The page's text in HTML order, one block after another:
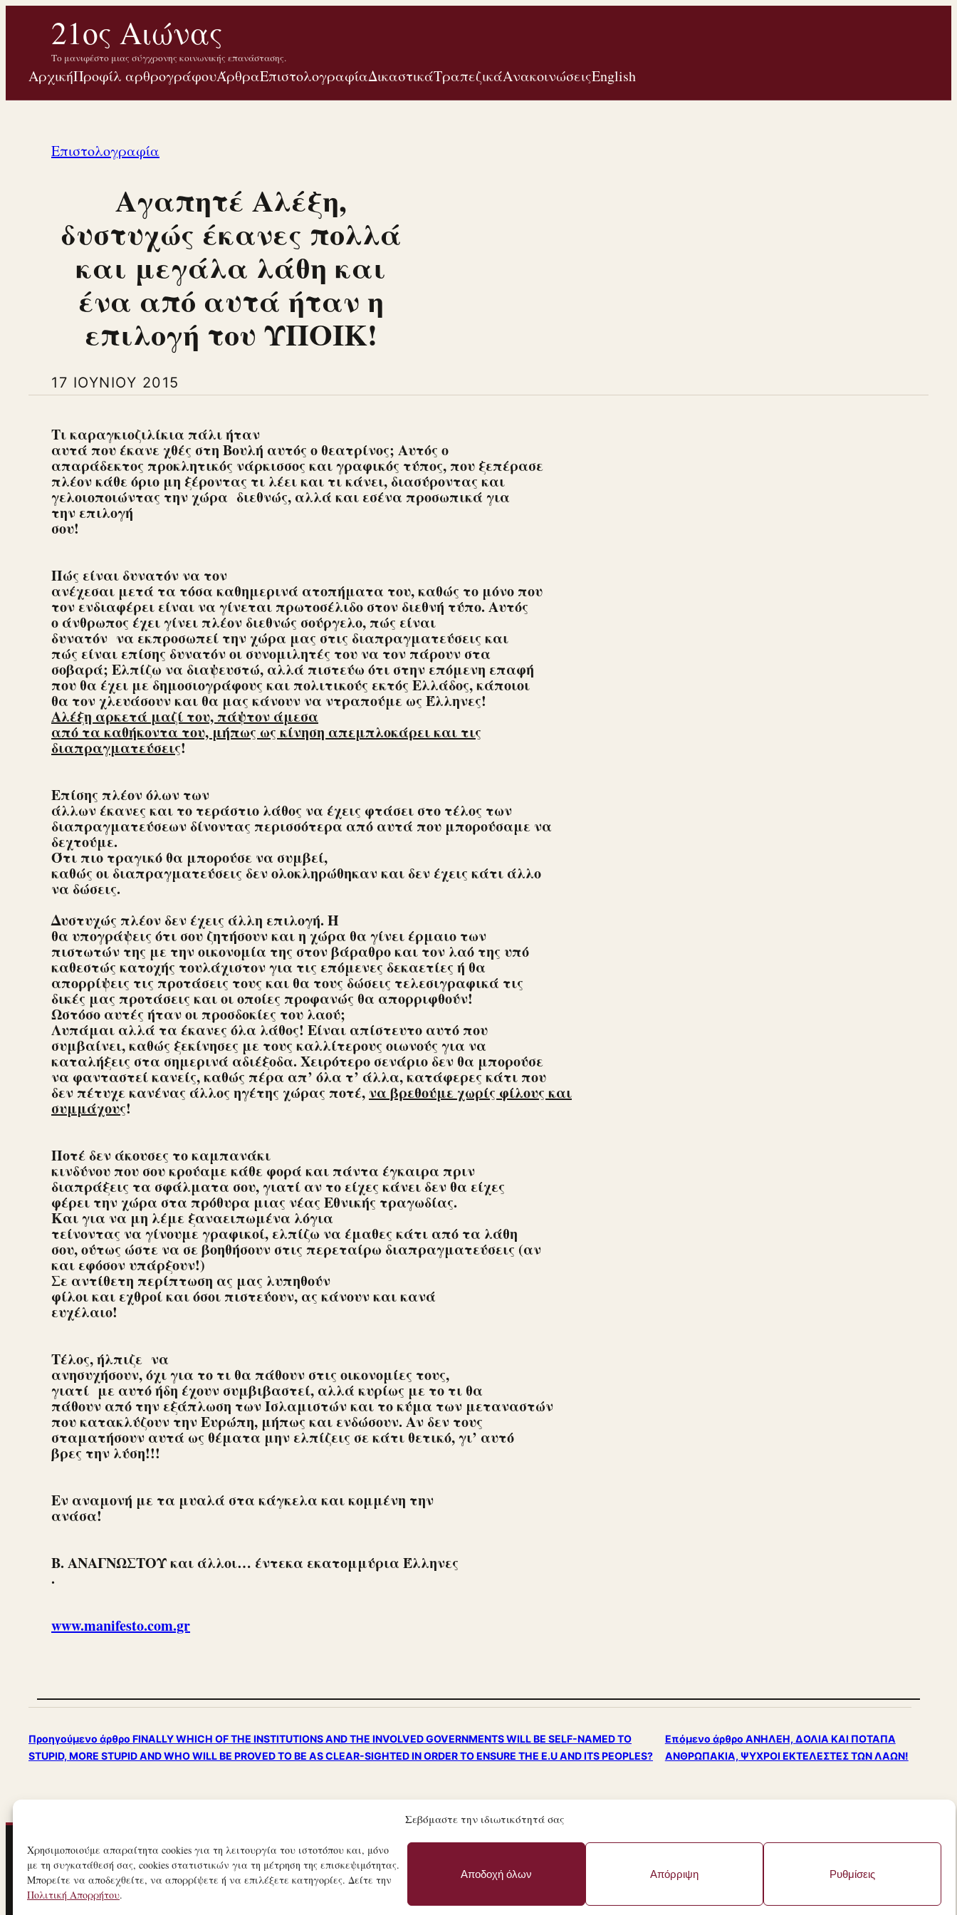
Σεβόμαστε την ιδιωτικότητά σας
Χρησιμοποιούμε απαραίτητα cookies για τη λειτουργία του ιστοτόπου και, μόνο
με τη συγκατάθεσή σας, cookies στατιστικών για τη μέτρηση της επισκεψιμότητας.
Μπορείτε να αποδεχθείτε, να απορρίψετε ή να επιλέξετε κατηγορίες. Δείτε την
Πολιτική Απορρήτου.
Αποδοχή όλων Απόρριψη Ρυθμίσεις
περιεχόμενο
21ος Αιώνας
Το μανιφέστο μιας σύγχρονης κοινωνικής επανάστασης.
ΑρχικήΠροφίλ αρθρογράφουΆρθραΕπιστολογραφίαΔικαστικάΤραπεζικάΑνακοινώσειςEnglish
Επιστολογραφία
Αγαπητέ Αλέξη,
δυστυχώς έκανες πολλά
και μεγάλα λάθη και
ένα από αυτά ήταν η
επιλογή του ΥΠΟΙΚ!
17 ΙΟΥΝΊΟΥ 2015
Τι καραγκιοζιλίκια πάλι ήταν
αυτά που έκανε χθές στη Βουλή αυτός ο θεατρίνος; Αυτός ο
απαράδεκτος προκλητικός νάρκισσος και γραφικός τύπος, που ξεπέρασε
πλέον κάθε όριο μη ξέροντας τι λέει και τι κάνει, διασύροντας και
γελοιοποιώντας την χώρα διεθνώς, αλλά και εσένα προσωπικά για
την επιλογή
σου!
Πώς είναι δυνατόν να τον
ανέχεσαι μετά τα τόσα καθημερινά ατοπήματα του, καθώς το μόνο που
τον ενδιαφέρει είναι να γίνεται πρωτοσέλιδο στον διεθνή τύπο. Αυτός
ο άνθρωπος έχει γίνει πλέον διεθνώς σούργελο, πώς είναι
δυνατόν να εκπροσωπεί την χώρα μας στις διαπραγματεύσεις και
πώς είναι επίσης δυνατόν οι συνομιλητές του να τον πάρουν στα
σοβαρά; Ελπίζω να διαψευστώ, αλλά πιστεύω ότι στην επόμενη επαφή
που θα έχει με δημοσιογράφους και πολιτικούς εκτός Ελλάδος, κάποιοι
θα τον χλευάσουν και θα μας κάνουν να ντραπούμε ως Έλληνες!
Αλέξη αρκετά μαζί του, πάψτον άμεσα
από τα καθήκοντα του, μήπως ως κίνηση απεμπλοκάρει και τις
διαπραγματεύσεις!
Επίσης πλέον όλων των
άλλων έκανες και το τεράστιο λάθος να έχεις φτάσει στο τέλος των
διαπραγματεύσεων δίνοντας περισσότερα από αυτά που μπορούσαμε να
δεχτούμε.
Ότι πιο τραγικό θα μπορούσε να συμβεί,
καθώς οι διαπραγματεύσεις δεν ολοκληρώθηκαν και δεν έχεις κάτι άλλο
να δώσεις.
Δυστυχώς πλέον δεν έχεις άλλη επιλογή. Ή
θα υπογράψεις ότι σου ζητήσουν και η χώρα θα γίνει έρμαιο των
πιστωτών της με την οικονομία της στον βάραθρο και τον λαό της υπό
καθεστώς κατοχής τουλάχιστον για τις επόμενες δεκαετίες ή θα
απορρίψεις τις προτάσεις τους και θα τους δώσεις τελεσιγραφικά τις
δικές μας προτάσεις και οι οποίες προφανώς θα απορριφθούν!
Ωστόσο αυτές ήταν οι προσδοκίες του λαού;
Λυπάμαι αλλά τα έκανες όλα λάθος! Είναι απίστευτο αυτό που
συμβαίνει, καθώς ξεκίνησες με τους καλλίτερους οιωνούς για να
καταλήξεις στα σημερινά αδιέξοδα. Χειρότερο σενάριο δεν θα μπορούσε
να φανταστεί κανείς, καθώς πέρα απ’ όλα τ’ άλλα, κατάφερες κάτι που
δεν πέτυχε κανένας άλλος ηγέτης χώρας ποτέ, να βρεθούμε χωρίς φίλους και
συμμάχους!
Ποτέ δεν άκουσες το καμπανάκι
κινδύνου που σου κρούαμε κάθε φορά και πάντα έγκαιρα πριν
διαπράξεις τα σφάλματα σου, γιατί αν το είχες κάνει δεν θα είχες
φέρει την χώρα στα πρόθυρα μιας νέας Εθνικής τραγωδίας.
Και για να μη λέμε ξαναειπωμένα λόγια
τείνοντας να γίνουμε γραφικοί, ελπίζω να έμαθες κάτι από τα λάθη
σου, ούτως ώστε να σε βοηθήσουν στις περεταίρω διαπραγματεύσεις (αν
και εφόσον υπάρξουν!)
Σε αντίθετη περίπτωση ας μας λυπηθούν
φίλοι και εχθροί και όσοι πιστεύουν, ας κάνουν και κανά
ευχέλαιο!
Τέλος, ήλπιζε να
ανησυχήσουν, όχι για το τι θα πάθουν στις οικονομίες τους,
γιατί με αυτό ήδη έχουν συμβιβαστεί, αλλά κυρίως με το τι θα
πάθουν από την εξάπλωση των Ισλαμιστών και το κύμα των μεταναστών
που κατακλύζουν την Ευρώπη, μήπως και ενδώσουν. Αν δεν τους
σταματήσουν αυτά ως θέματα μην ελπίζεις σε κάτι θετικό, γι’ αυτό
βρες την λύση!!!
Εν αναμονή με τα μυαλά στα κάγκελα και κομμένη την
ανάσα!
Β. ΑΝΑΓΝΩΣΤΟΥ και άλλοι… έντεκα εκατομμύρια Έλληνες
.
www.manifesto.com.gr
Προηγούμενο άρθρο FINALLY WHICH OF THE INSTITUTIONS AND THE INVOLVED GOVERNMENTS WILL BE SELF-NAMED TO
STUPID, MORE STUPID AND WHO WILL BE PROVED TO BE AS CLEAR-SIGHTED IN ORDER TO ENSURE THE E.U AND ITS PEOPLES?
Επόμενο άρθρο ΑΝΗΛΕΗ, ΔΟΛΙΑ ΚΑΙ ΠΟΤΑΠΑ
ΑΝΘΡΩΠΑΚΙΑ, ΨΥΧΡΟΙ ΕΚΤΕΛΕΣΤΕΣ ΤΩΝ ΛΑΩΝ!
21ΟΣ ΑΙΏΝΑΣ
ΤΟ ΜΑΝΙΦΈΣΤΟ ΜΙΑΣ ΣΎΓΧΡΟΝΗΣ ΚΟΙΝΩΝΙΚΉΣ ΕΠΑΝΆΣΤΑΣΗΣ.
© 21ΟΣ ΑΙΏΝΑΣ · MANIFESTO.COM.GR ΠΟΛΙΤΙΚΉ ΑΠΟΡΡΉΤΟΥ